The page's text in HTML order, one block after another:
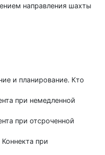
направления шахты
и планирование. Кто
при немедленной
при отсроченной
при